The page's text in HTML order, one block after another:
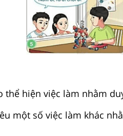
thể hiện việc làm nhằm
một số việc làm khác